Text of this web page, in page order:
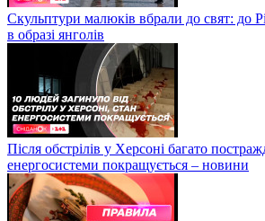
Скульптури малюків вбрали до свят: до
в образі янголів
Після обстрілів у Херсоні багато
енергосистеми покращується – новини